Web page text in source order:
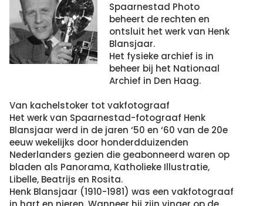
Spaarnestad Photo
beheert de rechten en
ontsluit het werk van Henk
Blansjaar.
Het fysieke archief is in
beheer bij het Nationaal
Archief in Den Haag.
Van kachelstoker tot vakfotograaf
Het werk van Spaarnestad-fotograaf Henk
Blansjaar werd in de jaren ‘50 en ‘60 van de 20e
eeuw wekelijks door honderdduizenden
Nederlanders gezien die geabonneerd waren op
bladen als Panorama, Katholieke Illustratie,
Libelle, Beatrijs en Rosita.
Henk Blansjaar (1910-1981) was een vakfotograaf